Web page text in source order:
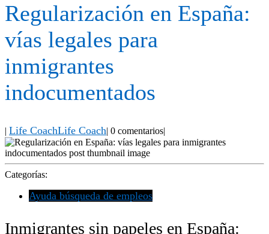
Regularización en España:
vías legales para
inmigrantes
indocumentados
| Life CoachLife Coach| 0 comentarios|
Categorías:
Ayuda búsqueda de empleos
Inmigrantes sin papeles en España: